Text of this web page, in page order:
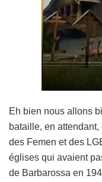
Eh bien nous allons
bataille, en attendant,
des Femen et des
églises qui avaient
de Barbarossa en